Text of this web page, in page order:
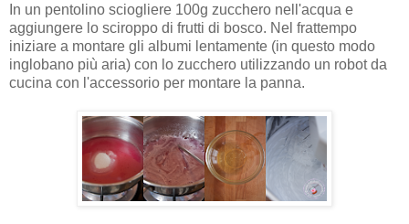
In un pentolino sciogliere 100g zucchero nell'acqua e
aggiungere lo sciroppo di frutti di bosco. Nel frattempo
iniziare a montare gli albumi lentamente (in questo modo
inglobano più aria) con lo zucchero utilizzando un robot da
cucina con l'accessorio per montare la panna.